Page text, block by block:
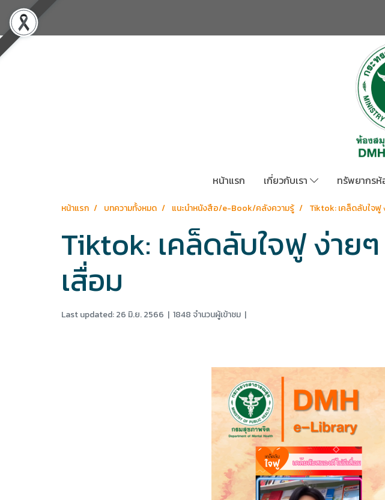
หน้าแรก เกี่ยวกับเรา ทรัพยากร
หน้าแรก บทความทั้งหมด แนะนำหนังสือ/e-Book/คลังความรู้ Tiktok: เคล็ดลับใจฟู
Tiktok: เคล็ดลับใจฟู ง่าย
เสื่อม
Last updated: 26 มิ.ย. 2566 | 1848 จำนวนผู้เข้าชม |